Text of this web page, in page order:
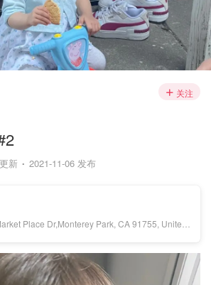
关注
新 2021-11-06 发布
Place Dr,Monterey Park, CA 91755, United States, Monterey Park, CA 91755